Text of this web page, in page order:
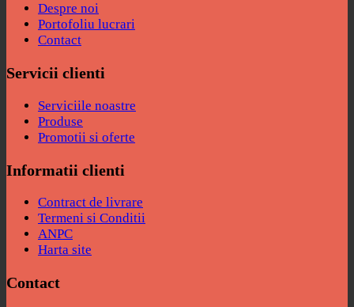
Despre noi
Portofoliu lucrari
Contact
Servicii clienti
Serviciile noastre
Produse
Promotii si oferte
Informatii clienti
Contract de livrare
Termeni si Conditii
ANPC
Harta site
Contact